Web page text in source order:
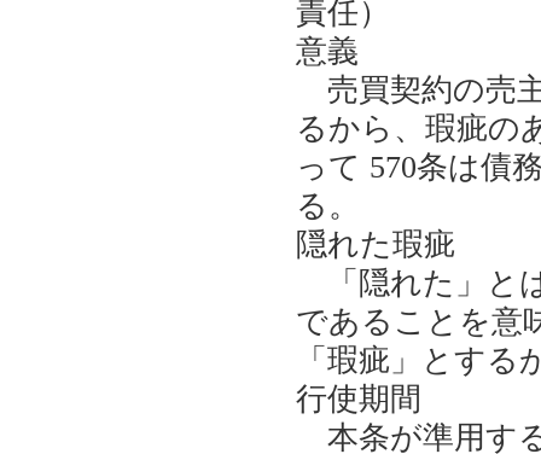
責任）
意義
売買契約の売
るから、瑕疵の
って 570条は債
る。
隠れた瑕疵
「隠れた」と
であることを意
「瑕疵」とす
行使期間
本条が準用す